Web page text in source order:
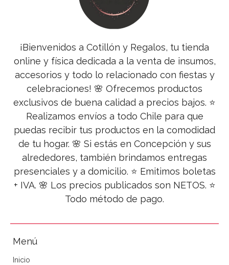
¡Bienvenidos a Cotillón y Regalos, tu tienda
online y física dedicada a la venta de insumos,
accesorios y todo lo relacionado con fiestas y
celebraciones! 🌸 Ofrecemos productos
exclusivos de buena calidad a precios bajos. ⭐
Realizamos envíos a todo Chile para que
puedas recibir tus productos en la comodidad
de tu hogar. 🌸 Si estás en Concepción y sus
alrededores, también brindamos entregas
presenciales y a domicilio. ⭐ Emitimos boletas
+ IVA. 🌸 Los precios publicados son NETOS. ⭐
Todo método de pago.
Menú
Inicio